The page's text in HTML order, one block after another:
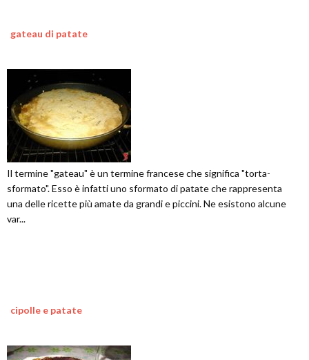
gateau di patate
Il termine "gateau" è un termine francese che significa "torta-
sformato". Esso è infatti uno sformato di patate che rappresenta
una delle ricette più amate da grandi e piccini. Ne esistono alcune
var...
cipolle e patate